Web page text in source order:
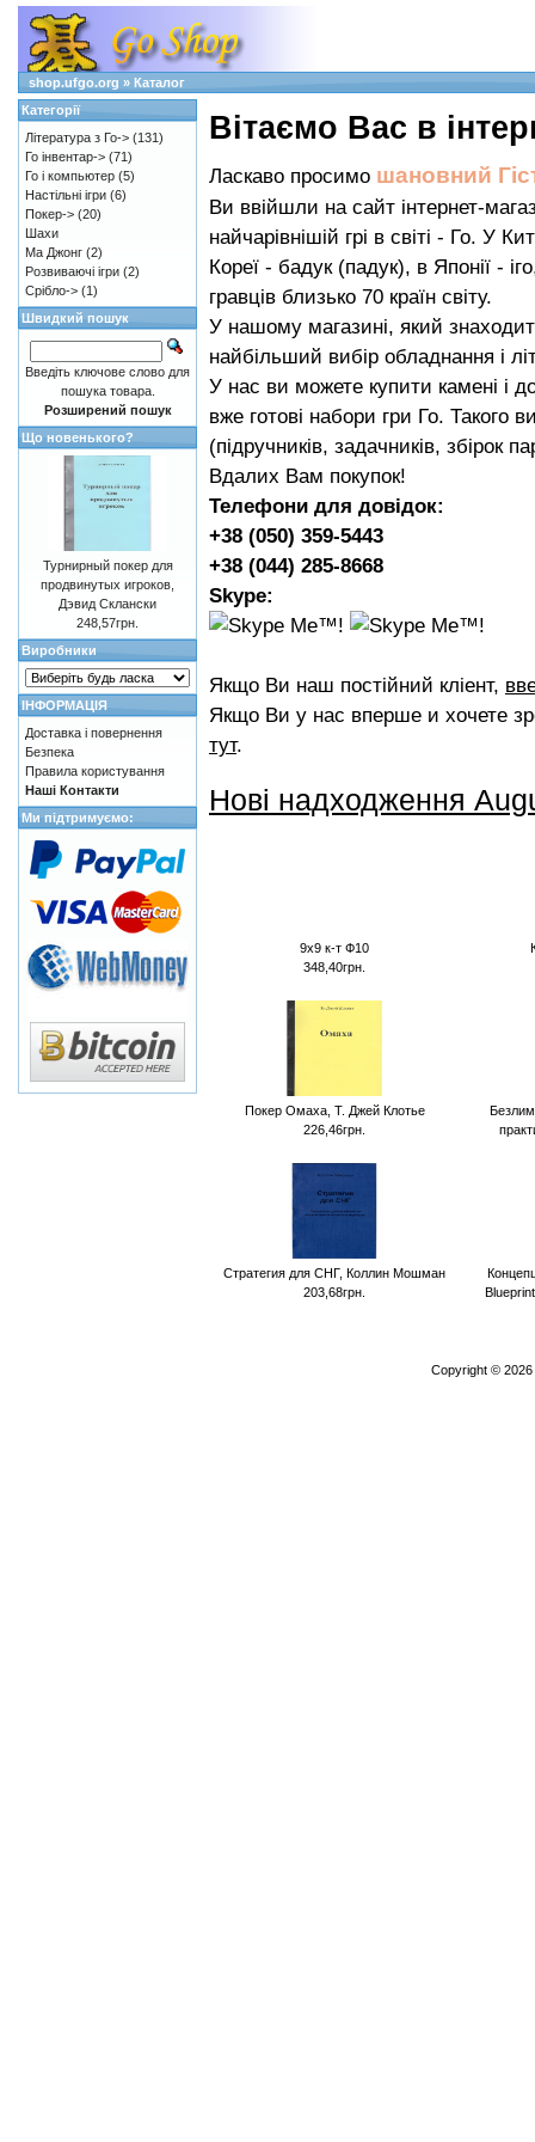
shop.ufgo.org » Каталог
Вiтаємо Вас в
Ласкаво просимо шановний
Ви ввійшли на сайт інтернет-
найчарівнішій грі в світі - Го. У
Кореї - бадук (падук), в Японії -
гравців близько 70 країн світу.
У нашому магазині, який
найбільший вибір обладнання і
У нас ви можете купити камені і
вже готові набори гри Го. Такого
(підручників, задачників, збірок
Вдалих Вам покупок!
Телефони для довідок:
+38 (050) 359-5443
+38 (044) 285-8668
Skype:
Якщо Ви наш постійний кліент,
Якщо Ви у нас вперше и хочете
тут.
Новi надходження
9х9 к-т Ф10
348,40грн.
Покер Омаха, Т. Джей Клотье
226,46грн.
Стратегия для СНГ, Коллин Мошман
203,68грн.
Категорії
Література з Го-> (131)
Го інвентар-> (71)
Го і компьютер (5)
Настільні ігри (6)
Покер-> (20)
Шахи
Ма Джонг (2)
Розвиваючі ігри (2)
Срібло-> (1)
Швидкий пошук
Введіть ключове слово для
пошука товара.
Розширений пошук
Що новенького?
Турнирный покер для
продвинутых игроков,
Дэвид Склански
248,57грн.
Виробники
ІНФОРМАЦІЯ
Доставка і повернення
Безпека
Правила користування
Наші Контакти
Ми підтримуємо:
Copyright © 2026